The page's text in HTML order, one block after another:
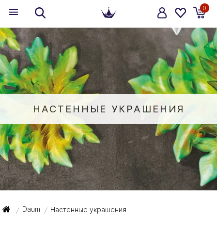
0
НАСТЕННЫЕ УКРАШЕНИЯ
/ Daum / Настенные украшения